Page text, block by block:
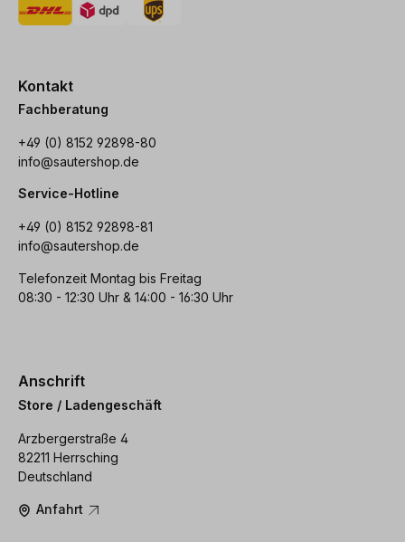
Kontakt
Fachberatung
+49 (0) 8152 92898-80
info@sautershop.de
Service-Hotline
+49 (0) 8152 92898-81
info@sautershop.de
Telefonzeit Montag bis Freitag
08:30 - 12:30 Uhr & 14:00 - 16:30 Uhr
Anschrift
Store / Ladengeschäft
Arzbergerstraße 4
82211 Herrsching
Deutschland
Anfahrt